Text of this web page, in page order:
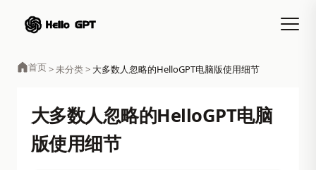
首页>未分类> 大多数人忽略的HelloGPT电脑版使用细节
大多数人忽略的HelloGPT电脑
版使用细节